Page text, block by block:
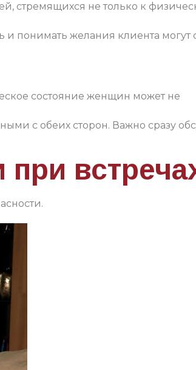
стремящихся не только к
понимать желания клиента могут
состояние женщин может не
с обеих сторон. Важно сразу
при